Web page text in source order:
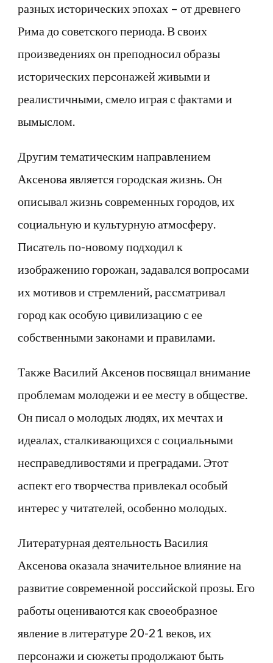
разных исторических эпохах – от древнего
Рима до советского периода. В своих
произведениях он преподносил образы
исторических персонажей живыми и
реалистичными, смело играя с фактами и
вымыслом.
Другим тематическим направлением
Аксенова является городская жизнь. Он
описывал жизнь современных городов, их
социальную и культурную атмосферу.
Писатель по-новому подходил к
изображению горожан, задавался вопросами
их мотивов и стремлений, рассматривал
город как особую цивилизацию с ее
собственными законами и правилами.
Также Василий Аксенов посвящал внимание
проблемам молодежи и ее месту в обществе.
Он писал о молодых людях, их мечтах и
идеалах, сталкивающихся с социальными
несправедливостями и преградами. Этот
аспект его творчества привлекал особый
интерес у читателей, особенно молодых.
Литературная деятельность Василия
Аксенова оказала значительное влияние на
развитие современной российской прозы. Его
работы оцениваются как своеобразное
явление в литературе 20-21 веков, их
персонажи и сюжеты продолжают быть